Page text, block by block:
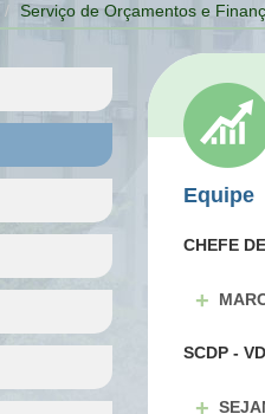
Serviço de Orçamentos e
Equipe
CHEFE
+
SCDP -
+